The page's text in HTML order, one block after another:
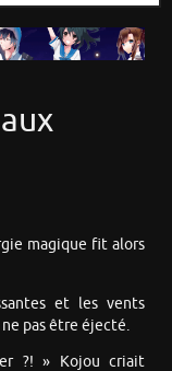
magique fit alors
et les vents
ne pas être éjecté.
?! » Kojou criait